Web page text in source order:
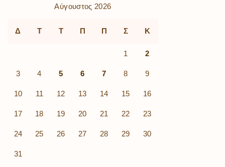
Αύγουστος 2026
Δ Τ Τ Π Π Σ Κ
1 2
3 4 5 6 7 8 9
10 11 12 13 14 15 16
17 18 19 20 21 22 23
24 25 26 27 28 29 30
31